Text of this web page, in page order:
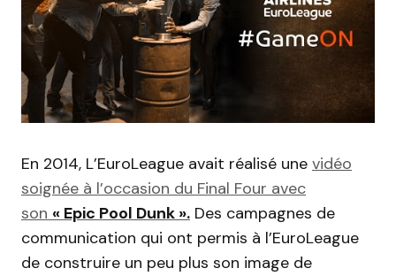
En 2014, L’EuroLeague avait réalisé une vidéo
soignée à l’occasion du Final Four avec
son « Epic Pool Dunk ». Des campagnes de
communication qui ont permis à l’EuroLeague
de construire un peu plus son image de